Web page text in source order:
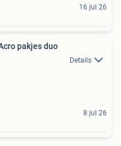
16 jul 26
pakjes duo
Details
8 jul 26